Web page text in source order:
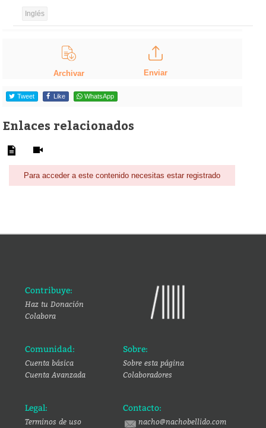
Inglés
Archivar Enviar
Tweet Like WhatsApp
Enlaces relacionados
Para acceder a este contenido necesitas estar registrado
Contribuye:
Haz tu Donación
Colabora
Comunidad:
Cuenta básica
Cuenta Avanzada
Sobre:
Sobre esta página
Colaboradores
Legal:
Terminos de uso
Contacto:
nacho@nachobellido.com